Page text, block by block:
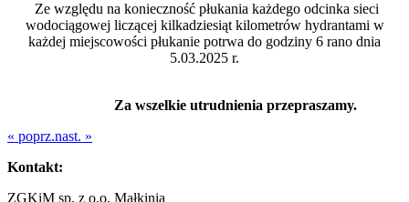
Ze względu na konieczność płukania każdego odcinka sieci
wodociągowej liczącej kilkadziesiąt kilometrów hydrantami w
każdej miejscowości płukanie potrwa do godziny 6 rano dnia
5.03.2025 r.
Za wszelkie utrudnienia przepraszamy.
« poprz.nast. »
Kontakt:
ZGKiM sp. z o.o. Małkinia